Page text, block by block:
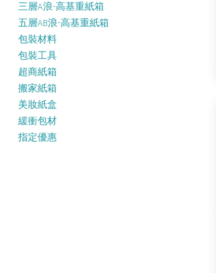
三層A浪-高基重紙箱
五層AB浪-高基重紙箱
包裝材料
包裝工具
超商紙箱
搬家紙箱
美妝紙盒
緩衝包材
指定優惠